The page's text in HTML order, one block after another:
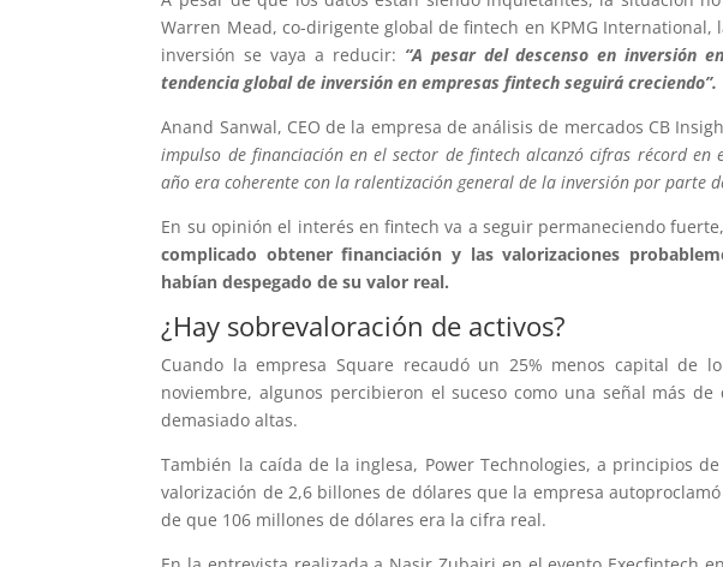
Warren Mead, co-dirigente global de fintech en KPMG
inversión se vaya a reducir: “A pesar del descenso en inversión
tendencia global de inversión en empresas fintech seguirá creciendo”.
Anand Sanwal, CEO de la empresa de análisis de mercados CB
impulso de financiación en el sector de fintech alcanzó cifras récord
año era coherente con la ralentización general de la inversión por parte
En su opinión el interés en fintech va a seguir permaneciendo
complicado obtener financiación y las valorizaciones
habían despegado de su valor real.
¿Hay sobrevaloración de activos?
Cuando la empresa Square recaudó un 25% menos capital de
noviembre, algunos percibieron el suceso como una señal más
demasiado altas.
También la caída de la inglesa, Power Technologies, a principios
valorización de 2,6 billones de dólares que la empresa
de que 106 millones de dólares era la cifra real.